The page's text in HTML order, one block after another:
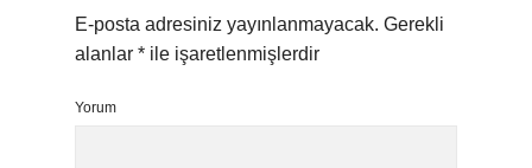
E-posta adresiniz yayınlanmayacak. Gerekli
alanlar * ile işaretlenmişlerdir
Yorum